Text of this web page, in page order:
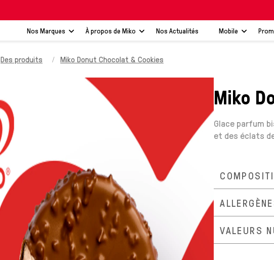
Nos Marques À propos de Miko Nos Actualités Mobile
Des produits Miko Donut Chocolat & Cookies
Miko
Glace parfum
et des éclats
VALEURS